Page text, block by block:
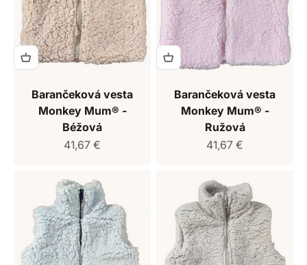
Barančeková vesta
Monkey Mum® -
Béžová
Predajná cena
41,67 €
Barančeková vesta
Monkey Mum® -
Ružová
Predajná cena
41,67 €